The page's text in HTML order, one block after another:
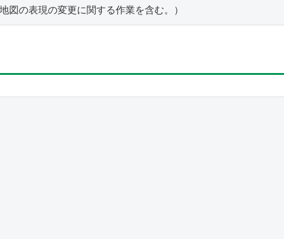
図の表現の変更に関する作業を含む。）